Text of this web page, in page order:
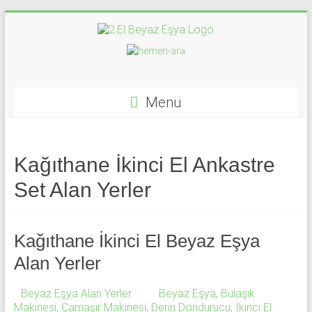
Alan
Yerler
0
543
592
Menü
Kağıthane İkinci El Ankastre
Set Alan Yerler
Kağıthane İkinci El Beyaz Eşya
Alan Yerler
Beyaz Eşya Alan Yerler Beyaz Eşya, Bulaşık
Makinesi, Çamaşır Makinesi, Derin Dondurucu, İkinci El